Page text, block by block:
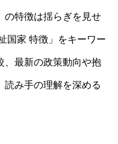
の特徴は揺らぎを見せ
国家 特徴」をキーワー
、最新の政策動向や抱
読み手の理解を深める